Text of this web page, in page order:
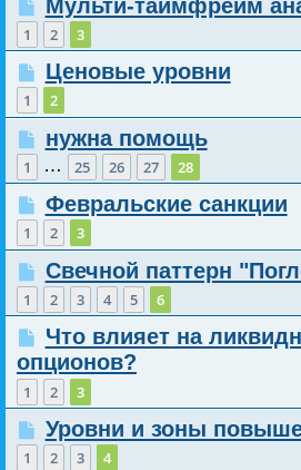
Мульти-таймфрейм
1 2 3
Ценовые уровни
1 2
нужна помощь
1 … 25 26 27 28
Февральские санкции
1 2 3
Свечной паттерн
1 2 3 4 5 6
Что влияет на
опционов?
1 2 3
Уровни и зоны
1 2 3 4